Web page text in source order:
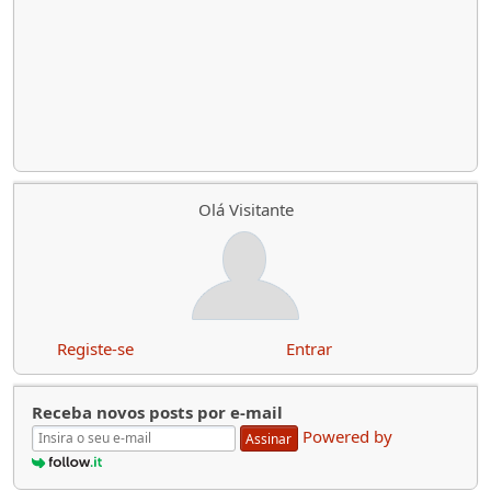
Olá Visitante
Registe-se Entrar
Receba novos posts por e-mail
Assinar Powered by